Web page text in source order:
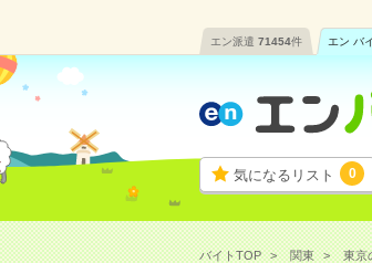
エン派遣 71454件 エン バ
気になるリスト 0
バイトTOP 関東 東京